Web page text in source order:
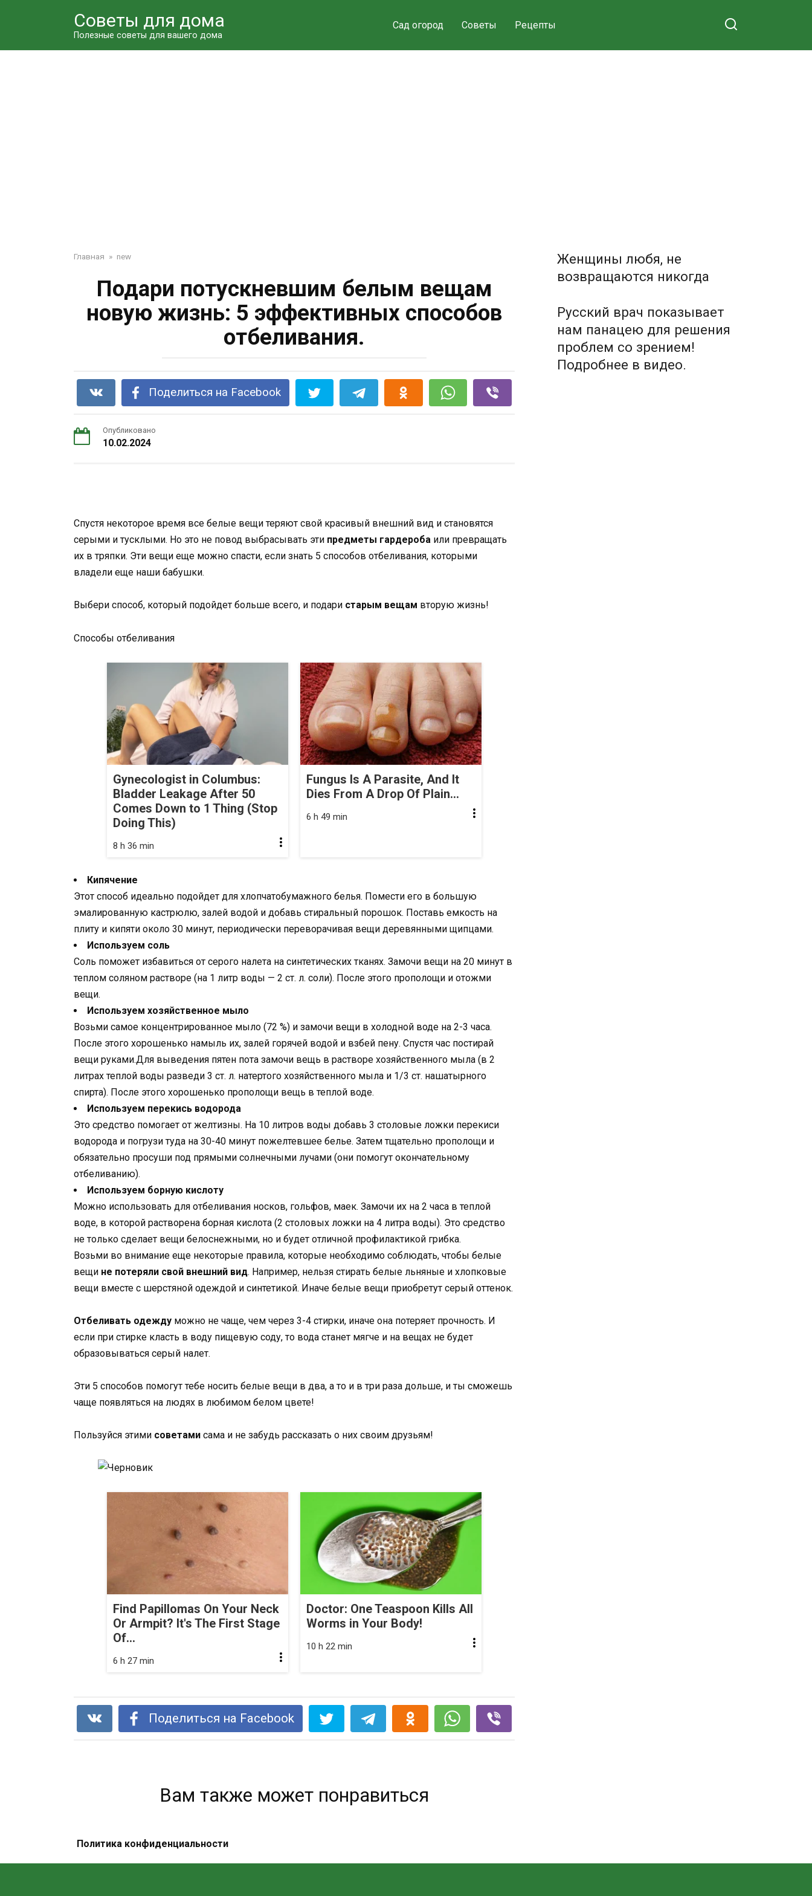
Советы для дома
Полезные советы для вашего дома
Сад огород Советы Рецепты
Главная » new
Подари потускневшим белым вещам
новую жизнь: 5 эффективных способов
отбеливания.
Поделиться на Facebook
Опубликовано
10.02.2024
Спустя некоторое время все белые вещи теряют свой красивый внешний вид и становятся
серыми и тусклыми. Но это не повод выбрасывать эти предметы гардероба или превращать
их в тряпки. Эти вещи еще можно спасти, если знать 5 способов отбеливания, которыми
владели еще наши бабушки.
Выбери способ, который подойдет больше всего, и подари старым вещам вторую жизнь!
Способы отбеливания
Gynecologist in Columbus:
Bladder Leakage After 50
Comes Down to 1 Thing (Stop
Doing This)
8 h 36 min
Fungus Is A Parasite, And It
Dies From A Drop Of Plain...
6 h 49 min
Кипячение
Этот способ идеально подойдет для хлопчатобумажного белья. Помести его в большую
эмалированную кастрюлю, залей водой и добавь стиральный порошок. Поставь емкость на
плиту и кипяти около 30 минут, периодически переворачивая вещи деревянными щипцами.
Используем соль
Соль поможет избавиться от серого налета на синтетических тканях. Замочи вещи на 20 минут в
теплом соляном растворе (на 1 литр воды — 2 ст. л. соли). После этого прополощи и отожми
вещи.
Используем хозяйственное мыло
Возьми самое концентрированное мыло (72 %) и замочи вещи в холодной воде на 2-3 часа.
После этого хорошенько намыль их, залей горячей водой и взбей пену. Спустя час постирай
вещи руками.Для выведения пятен пота замочи вещь в растворе хозяйственного мыла (в 2
литрах теплой воды разведи 3 ст. л. натертого хозяйственного мыла и 1/3 ст. нашатырного
спирта). После этого хорошенько прополощи вещь в теплой воде.
Используем перекись водорода
Это средство помогает от желтизны. На 10 литров воды добавь 3 столовые ложки перекиси
водорода и погрузи туда на 30-40 минут пожелтевшее белье. Затем тщательно прополощи и
обязательно просуши под прямыми солнечными лучами (они помогут окончательному
отбеливанию).
Используем борную кислоту
Можно использовать для отбеливания носков, гольфов, маек. Замочи их на 2 часа в теплой
воде, в которой растворена борная кислота (2 столовых ложки на 4 литра воды). Это средство
не только сделает вещи белоснежными, но и будет отличной профилактикой грибка.
Возьми во внимание еще некоторые правила, которые необходимо соблюдать, чтобы белые
вещи не потеряли свой внешний вид. Например, нельзя стирать белые льняные и хлопковые
вещи вместе с шерстяной одеждой и синтетикой. Иначе белые вещи приобретут серый оттенок.
Отбеливать одежду можно не чаще, чем через 3-4 стирки, иначе она потеряет прочность. И
если при стирке класть в воду пищевую соду, то вода станет мягче и на вещах не будет
образовываться серый налет.
Эти 5 способов помогут тебе носить белые вещи в два, а то и в три раза дольше, и ты сможешь
чаще появляться на людях в любимом белом цвете!
Пользуйся этими советами сама и не забудь рассказать о них своим друзьям!
Find Papillomas On Your Neck
Or Armpit? It's The First Stage
Of...
6 h 27 min
Doctor: One Teaspoon Kills All
Worms in Your Body!
10 h 22 min
Поделиться на Facebook
Вам также может понравиться
Пейте лимонную воду вместо
элементарно!
Женщины любя, не
возвращаются никогда
Русский врач показывает
нам панацею для решения
проблем со зрением!
Подробнее в видео.
Политика конфиденциальности